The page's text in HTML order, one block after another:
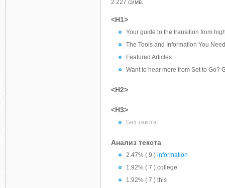
2 227 симв.
<H1>
Your guide to the transition from
The Tools and Information You Need
Featured Articles
Want to hear more from Set to Go?
<H2>
<H3>
Без текста
Анализ текста
2.47% ( 9 ) information
1.92% ( 7 ) college
1.92% ( 7 ) this